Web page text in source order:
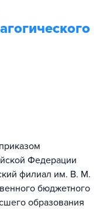
Федерации
филиал им. В. М.
бюджетного
образования